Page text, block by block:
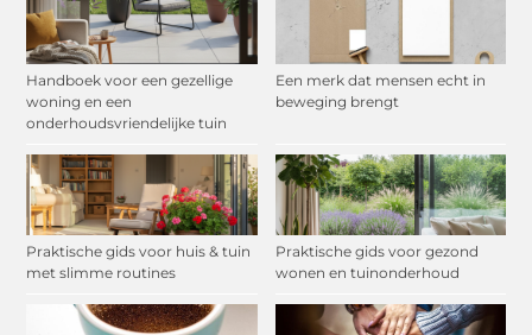
Handboek voor een gezellige
woning en een
onderhoudsvriendelijke tuin
Een merk dat mensen echt in
beweging brengt
Praktische gids voor huis & tuin
met slimme routines
Praktische gids voor gezond
wonen en tuinonderhoud